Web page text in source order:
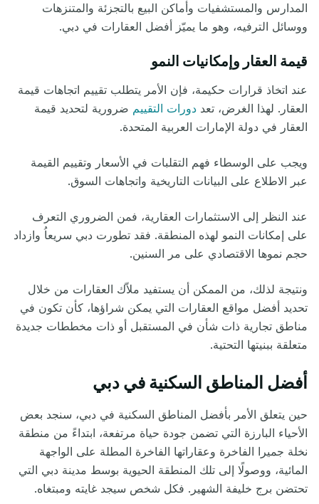
المدارس والمستشفيات وأماكن البيع بالتجزئة والمتنزهات
ووسائل الترفيه، وهو ما يميّز أفضل العقارات في دبي.
قيمة العقار وإمكانيات النمو
عند اتخاذ قرارات حكيمة، فإن الأمر يتطلب تقييم اتجاهات قيمة
العقار. لهذا الغرض، تعد دورات التقييم ضرورية لتحديد قيمة
العقار في دولة الإمارات العربية المتحدة.
ويجب على الوسطاء فهم التقلبات في الأسعار وتقييم القيمة
عبر الاطلاع على البيانات التاريخية واتجاهات السوق.
عند النظر إلى الاستثمارات العقارية، فمن الضروري التعرف
على إمكانات النمو لهذه المنطقة. فقد تطورت دبي سريعاُ وازداد
حجم نموها الاقتصادي على مر السنين.
ونتيجة لذلك، من الممكن أن يستفيد ملاّك العقارات من خلال
تحديد أفضل مواقع العقارات التي يمكن شراؤها، كأن تكون في
مناطق تجارية ذات شأن في المستقبل أو ذات مخططات جديدة
متعلقة ببنيتها التحتية.
أفضل المناطق السكنية في دبي
حين يتعلق الأمر بأفضل المناطق السكنية في دبي، سنجد بعض
الأحياء البارزة التي تضمن جودة حياة مرتفعة، ابتداءً من منطقة
نخلة جميرا الفاخرة وعقاراتها الفاخرة المطلة على الواجهة
المائية، ووصولًا إلى تلك المنطقة الحيوية بوسط مدينة دبي التي
تحتضن برج خليفة الشهير. فكل شخص سيجد غايته ومبتغاه.